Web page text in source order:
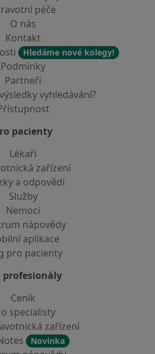
péče
O nás
Kontakt
Hledáme nové kolegy!
Podmínky
Partneři
vyhledávání?
pacienty
Lékaři
zařízení
a odpovědi
Služby
Nemoci
nápovědy
aplikace
pro pacienty
profesionály
Ceník
specialisty
zařízení
Novinka